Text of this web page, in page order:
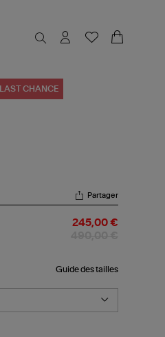
LAST CHANCE
Partager
245,00 €
Guide des tailles